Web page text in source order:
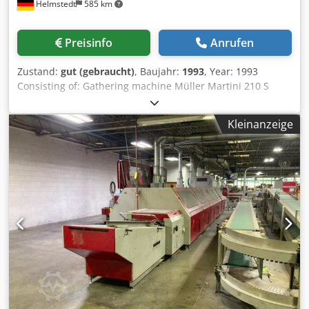
289 - Knife pre-setting device - Sets of knives: 2 Book
Compensating stacker - Delivery to the left and right
Helmstedt 585 km
Preisinfo Anrufen
Zustand: gut (gebraucht), Baujahr: 1993, Year: 1993
Consisting of: Gathering machine Müller Martini 210 S
Description: - Chain tensioning station - Number of
gathering stations: 18 - Pump - Set up element -
Intermediate element with vibrating Side stitching unit -
Transfer into the binder Perfect binder Müller Martini
Normbinder Description: - 20 clamps - Main milling station
- 1st spine preparation station - Excluding dust extraction
system - Base for 1st spine glue system - hotmelt spine
glue unit, interchangeable - Premelter for spine glue unit -
Base for side glue system - Hotmelt side glue unit,
interchangeable - Premelter for side glue unit - SF Stream
cover feeder - Scoring station - Pump - SF Nipping and
pressing station Dedpfxjzg Hdyj Acaokr - Lay down device
Transport system - Escape delivery Three knife trimmer
Müller Martini Zenith S (3672) Description: - Semi
automatic setting - Right hand infeed - Precounter stacker
Kleinanzeige